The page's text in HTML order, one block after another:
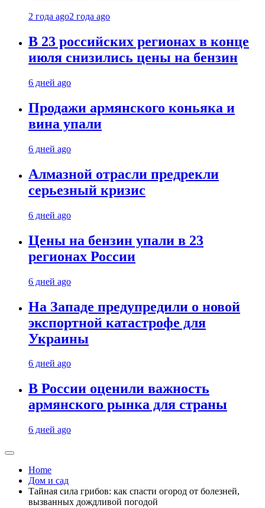
2 года ago2 года ago
В 23 российских регионах в конце
июля снизились цены на бензин
6 дней ago
Продажи армянского коньяка и
вина упали
6 дней ago
Алмазной отрасли предрекли
серьезный кризис
6 дней ago
Цены на бензин упали в 23
регионах России
6 дней ago
На Западе предупредили о новой
экспортной катастрофе для
Украины
6 дней ago
В России оценили важность
армянского рынка для страны
6 дней ago
Home
Дом и сад
Тайная сила грибов: как спасти огород от болезней,
вызванных дождливой погодой